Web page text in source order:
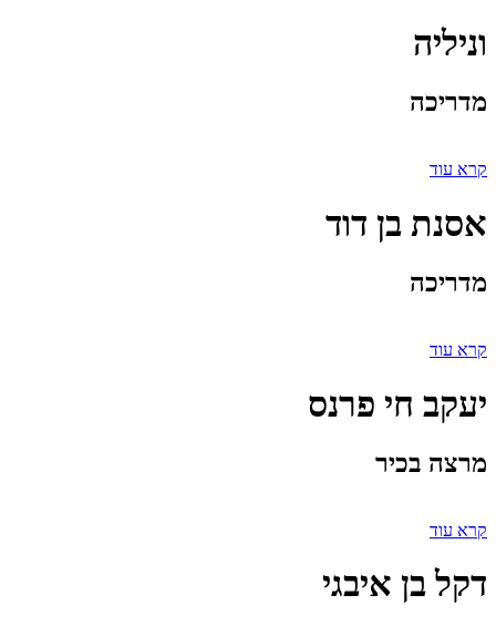
וניליה
מדריכה
קרא עוד
אסנת בן דוד
מדריכה
קרא עוד
יעקב חי פרנס
מרצה בכיר
קרא עוד
דקל בן איבגי